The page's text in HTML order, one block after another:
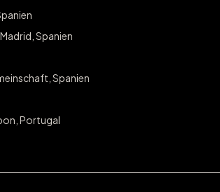
Spanien
Spanien
Portugal